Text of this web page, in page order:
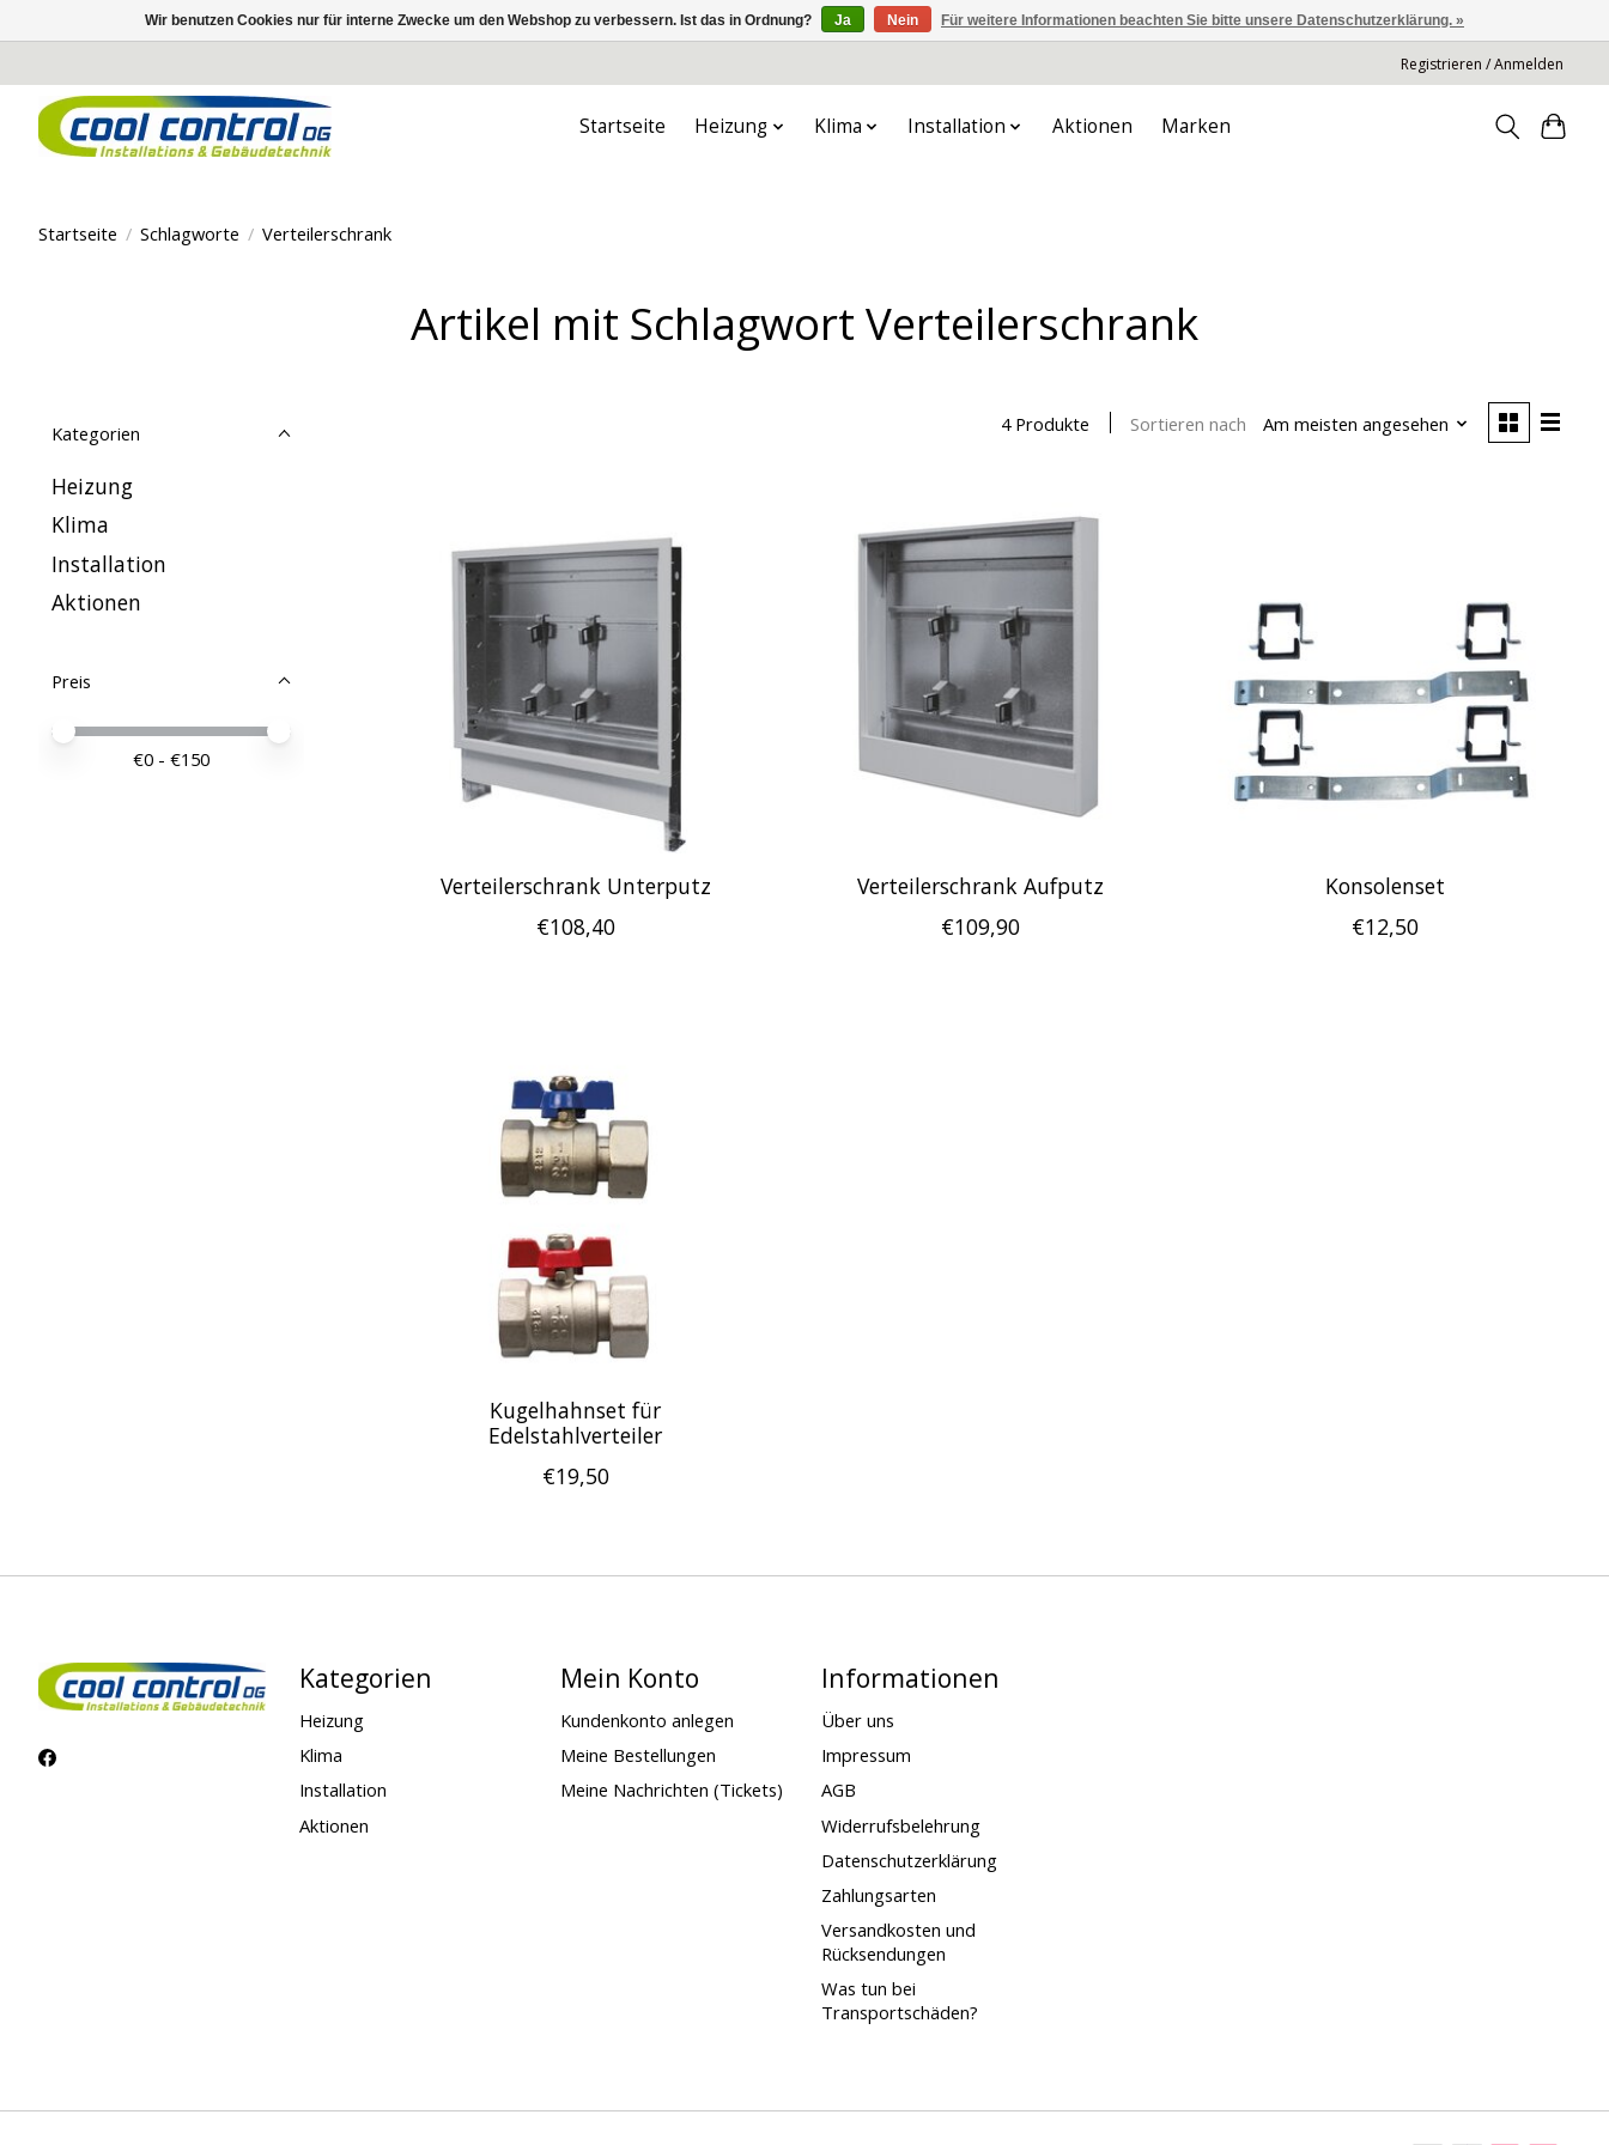
Registrieren / Anmelden
Startseite Heizung Klima Installation Aktionen Marken
Startseite / Schlagworte / Verteilerschrank
Artikel mit Schlagwort Verteilerschrank
Kategorien
Heizung
Klima
Installation
Aktionen
Preis
Preis – Mindestwert
Price maximum value
€0 - €150
4 Produkte Sortieren nach Am meisten angesehen
Verteilerschrank Unterputz
€108,40
Verteilerschrank Aufputz
€109,90
Konsolenset
€12,50
Kugelhahnset für
Edelstahlverteiler
€19,50
Kategorien
Heizung
Klima
Installation
Aktionen
Mein Konto
Kundenkonto anlegen
Meine Bestellungen
Meine Nachrichten (Tickets)
Informationen
Über uns
Impressum
AGB
Widerrufsbelehrung
Datenschutzerklärung
Zahlungsarten
Versandkosten und
Rücksendungen
Was tun bei
Transportschäden?
Wir benutzen Cookies nur für interne Zwecke um den Webshop zu verbessern. Ist das in Ordnung? Ja Nein Für weitere Informationen beachten Sie bitte unsere Datenschutzerklärung. »